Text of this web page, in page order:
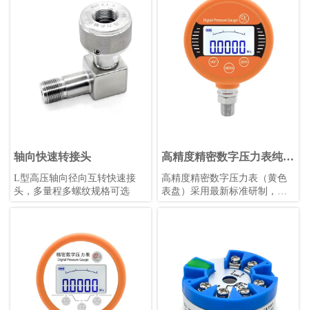
轴向快速转接头
L型高压轴向径向互转快速接
头，多量程多螺纹规格可选
高精度精密数字压力表纯英
文（黄色表盘）
高精度精密数字压力表（黄色
表盘）采用最新标准研制，具
想选择。